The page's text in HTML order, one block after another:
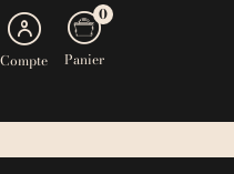
Compte
0
Panier